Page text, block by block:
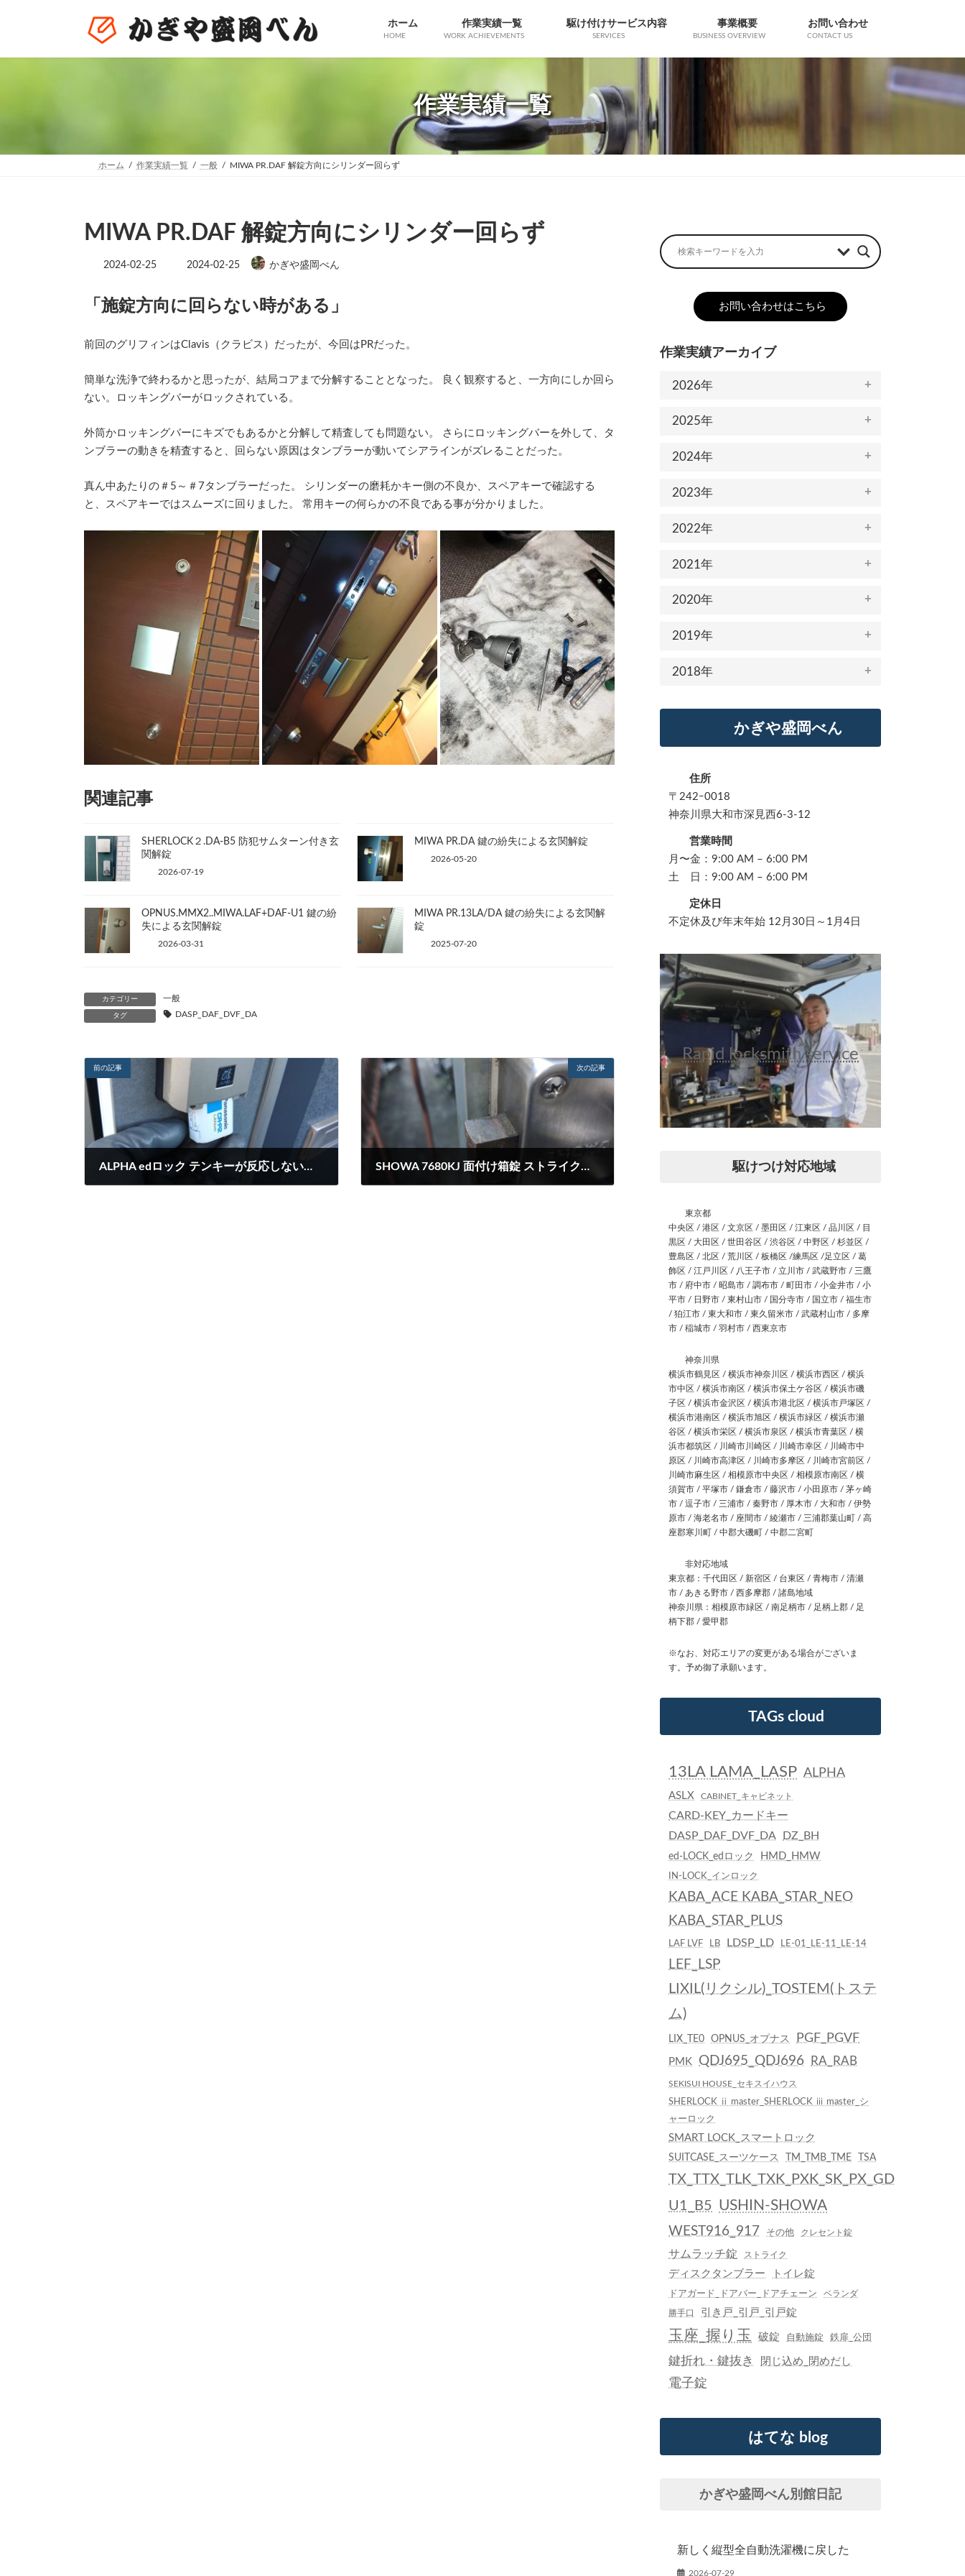
ホーム
HOME
作業実績一覧
WORK ACHIEVEMENTS
駆け付けサービス内容
SERVICES
事業概要
BUSINESS OVERVIEW
お問い合わせ
CONTACT US
作業実績一覧
ホーム 作業実績一覧 一般 MIWA PR.DAF 解錠方向にシリンダー回らず
MIWA PR.DAF 解錠方向にシリンダー回らず
2024-02-25
最
新
日
2024-02-25 かぎや盛岡べん
「施錠方向に回らない時がある」
前回のグリフィンはClavis（クラビス）だったが、今回はPRだった。
簡単な洗浄で終わるかと思ったが、結局コアまで分解することとなった。 良く観察すると、一方向にしか回ら
ない。ロッキングバーがロックされている。
外筒かロッキングバーにキズでもあるかと分解して精査しても問題ない。 さらにロッキングバーを外して、タ
ンブラーの動きを精査すると、回らない原因はタンブラーが動いてシアラインがズレることだった。
真ん中あたりの＃5～＃7タンブラーだった。 シリンダーの磨耗かキー側の不良か、スペアキーで確認する
と、スペアキーではスムーズに回りました。 常用キーの何らかの不良である事が分かりました。
関連記事
SHERLOCK２.DA-B5 防犯サムターン付き玄
関解錠
2026-07-19
MIWA PR.DA 鍵の紛失による玄関解錠
2026-05-20
OPNUS.MMX2..MIWA.LAF+DAF-U1 鍵の紛
失による玄関解錠
2026-03-31
MIWA PR.13LA/DA 鍵の紛失による玄関解
錠
2025-07-20
カテゴリー 一般
タグ DASP_DAF_DVF_DA
前の記事
ALPHA edロック テンキーが反応しないため暗証番号を入力できない
次の記事
SHOWA 7680KJ 面付け箱錠 ストライク位置不良のためデッドボルトとの干渉による施解錠不良
お問い合わせはこちら
作業実績アーカイブ
2026年
2025年
2024年
2023年
2022年
2021年
2020年
2019年
2018年
かぎや盛岡べん
住所
〒242ｰ0018
神奈川県大和市深見西6-3-12
営業時間
月〜金：9:00 AM – 6:00 PM
土 日：9:00 AM – 6:00 PM
定休日
不定休及び年末年始 12月30日～1月4日
Rapid locksmith service
駆けつけ対応地域
東京都
中央区 / 港区 / 文京区 / 墨田区 / 江東区 / 品川区 / 目
黒区 / 大田区 / 世田谷区 / 渋谷区 / 中野区 / 杉並区 /
豊島区 / 北区 / 荒川区 / 板橋区 /練馬区 /足立区 / 葛
飾区 / 江戸川区 / 八王子市 / 立川市 / 武蔵野市 / 三鷹
市 / 府中市 / 昭島市 / 調布市 / 町田市 / 小金井市 / 小
平市 / 日野市 / 東村山市 / 国分寺市 / 国立市 / 福生市
/ 狛江市 / 東大和市 / 東久留米市 / 武蔵村山市 / 多摩
市 / 稲城市 / 羽村市 / 西東京市
神奈川県
横浜市鶴見区 / 横浜市神奈川区 / 横浜市西区 / 横浜
市中区 / 横浜市南区 / 横浜市保土ケ谷区 / 横浜市磯
子区 / 横浜市金沢区 / 横浜市港北区 / 横浜市戸塚区 /
横浜市港南区 / 横浜市旭区 / 横浜市緑区 / 横浜市瀬
谷区 / 横浜市栄区 / 横浜市泉区 / 横浜市青葉区 / 横
浜市都筑区 / 川崎市川崎区 / 川崎市幸区 / 川崎市中
原区 / 川崎市高津区 / 川崎市多摩区 / 川崎市宮前区 /
川崎市麻生区 / 相模原市中央区 / 相模原市南区 / 横
須賀市 / 平塚市 / 鎌倉市 / 藤沢市 / 小田原市 / 茅ヶ崎
市 / 逗子市 / 三浦市 / 秦野市 / 厚木市 / 大和市 / 伊勢
原市 / 海老名市 / 座間市 / 綾瀬市 / 三浦郡葉山町 / 高
座郡寒川町 / 中郡大磯町 / 中郡二宮町
非対応地域
東京都：千代田区 / 新宿区 / 台東区 / 青梅市 / 清瀬
市 / あきる野市 / 西多摩郡 / 諸島地域
神奈川県：相模原市緑区 / 南足柄市 / 足柄上郡 / 足
柄下郡 / 愛甲郡
※なお、対応エリアの変更がある場合がございま
す。予め御了承願います。
TAGs cloud
13LA LAMA_LASP ALPHA
ASLX CABINET_キャビネット
CARD-KEY_カードキー
DASP_DAF_DVF_DA
DZ_BH
ed-LOCK_edロック HMD_HMW
IN-LOCK_インロック
KABA_ACE KABA_STAR_NEO
KABA_STAR_PLUS
LAF LVF LB LDSP_LD LE-01_LE-11_LE-14
LEF_LSP
LIXIL(リクシル)_TOSTEM(トステ
ム)
LIX_TE0 OPNUS_オプナス PGF_PGVF
PMK QDJ695_QDJ696 RA_RAB
SEKISUI HOUSE_セキスイハウス
SHERLOCK ⅱ master_SHERLOCK ⅲ master_シ
ャーロック
SMART LOCK_スマートロック
SUITCASE_スーツケース TM_TMB_TME TSA
TX_TTX_TLK_TXK_PXK_SK_PX_GD
U1_B5 USHIN-SHOWA
WEST916_917 その他 クレセント錠
サムラッチ錠 ストライク
ディスクタンブラー トイレ錠
ドアガード_ドアバー_ドアチェーン ベランダ
勝手口 引き戸_引戸_引戸錠
玉座_握り玉 破錠 自動施錠 鉄扉_公団
鍵折れ・鍵抜き 閉じ込め_閉めだし
電子錠
はてな blog
かぎや盛岡べん別館日記
新しく縦型全自動洗濯機に戻した
2026-07-29